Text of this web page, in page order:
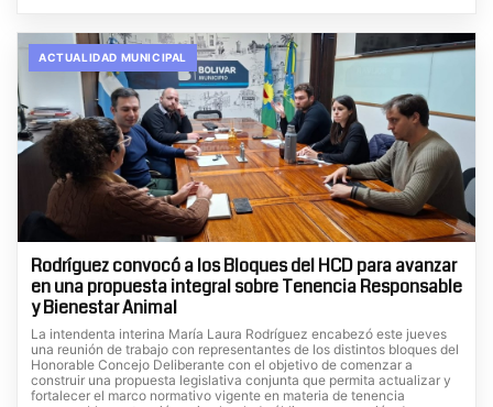
ACTUALIDAD MUNICIPAL
Rodríguez convocó a los Bloques del HCD para avanzar
en una propuesta integral sobre Tenencia Responsable
y Bienestar Animal
La intendenta interina María Laura Rodríguez encabezó este jueves
una reunión de trabajo con representantes de los distintos bloques del
Honorable Concejo Deliberante con el objetivo de comenzar a
construir una propuesta legislativa conjunta que permita actualizar y
fortalecer el marco normativo vigente en materia de tenencia